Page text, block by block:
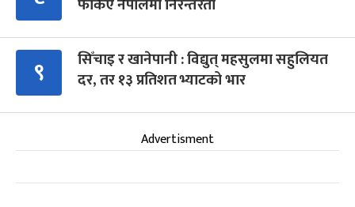
९
सिँचाइ र खानेपानी : विद्युत् महसुलमा सहुलियत
दर, तर १३ प्रतिशत भ्याटको भार
Advertisment